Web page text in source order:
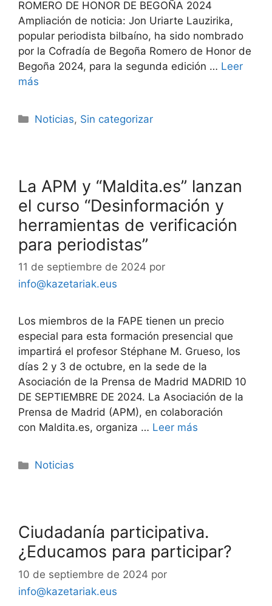
ROMERO DE HONOR DE BEGOÑA 2024
Ampliación de noticia: Jon Uriarte Lauzirika,
popular periodista bilbaíno, ha sido nombrado
por la Cofradía de Begoña Romero de Honor de
Begoña 2024, para la segunda edición … Leer
más
Noticias, Sin categorizar
La APM y “Maldita.es” lanzan
el curso “Desinformación y
herramientas de verificación
para periodistas”
11 de septiembre de 2024 por
info@kazetariak.eus
Los miembros de la FAPE tienen un precio
especial para esta formación presencial que
impartirá el profesor Stéphane M. Grueso, los
días 2 y 3 de octubre, en la sede de la
Asociación de la Prensa de Madrid MADRID 10
DE SEPTIEMBRE DE 2024. La Asociación de la
Prensa de Madrid (APM), en colaboración
con Maldita.es, organiza … Leer más
Noticias
Ciudadanía participativa.
¿Educamos para participar?
10 de septiembre de 2024 por
info@kazetariak.eus